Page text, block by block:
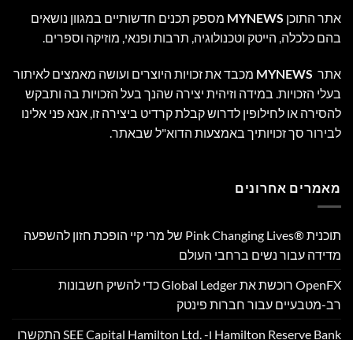
אתר התוכן MYNEWS מספק תכנים חדשותיים במגוון נושאים
בהם כלכלה, הייטק וטכנולוגיה, תרבות ופנאי, מוזיקה וספרים.
אתר MYNEWS מכבד את זכויות היוצרים ועושה מאמצים לאיתור
בעלי הזכויות. במידה וזיהית יצירה שהנך בעל הזכויות בה ותבקש
להסירה או לחילופין לדרוש קבלת קרדיט ביצירה זו, אנא פני אלינו
לבירור סך זכויותיך באמצעות הדוא"ל שבאתר.
מאמרים אחרונים
תוכנית Pink Changing Lives®‎ של מרי קיי הופכת חזון להשפעה
מדידה עבור נשים ברחבי העולם
OpenFX רוכשת את Global Ledger כדי להשיק חשבונות
רב-מטבעיים עבור חברות פינטק
Hamilton Reserve Bank ו- SEE Capital Hamilton Ltd.‎ התקשרו